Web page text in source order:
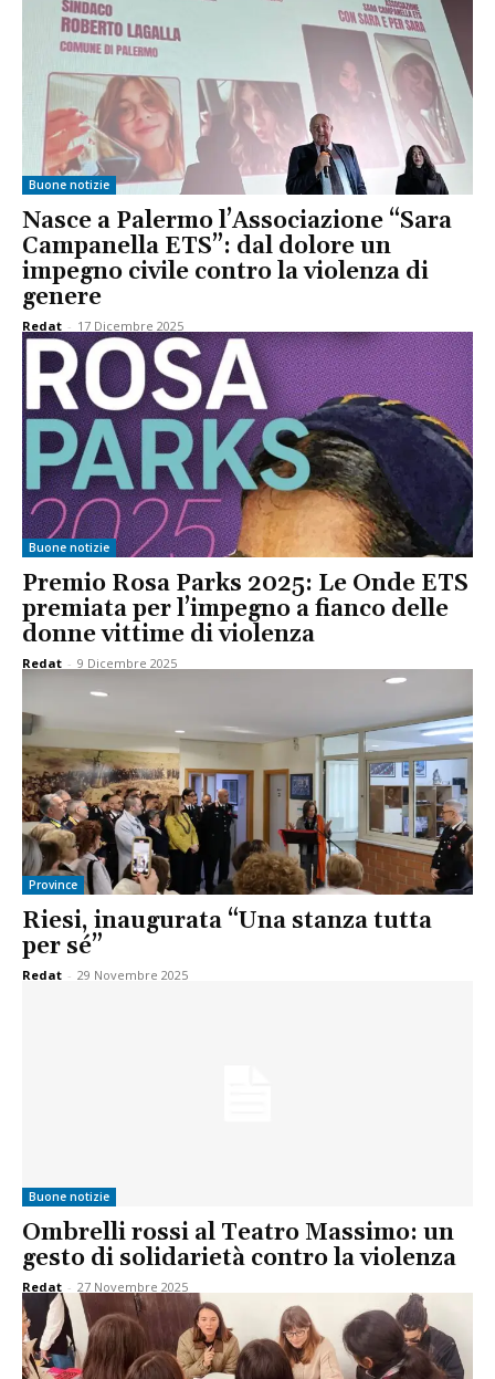
Buone notizie
Nasce a Palermo l’Associazione “Sara
Campanella ETS”: dal dolore un
impegno civile contro la violenza di
genere
Redat - 17 Dicembre 2025
Buone notizie
Premio Rosa Parks 2025: Le Onde ETS
premiata per l’impegno a fianco delle
donne vittime di violenza
Redat - 9 Dicembre 2025
Province
Riesi, inaugurata “Una stanza tutta
per sé”
Redat - 29 Novembre 2025
Buone notizie
Ombrelli rossi al Teatro Massimo: un
gesto di solidarietà contro la violenza
Redat - 27 Novembre 2025